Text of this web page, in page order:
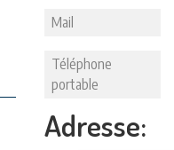
Mail
Téléphone
portable
Adresse: